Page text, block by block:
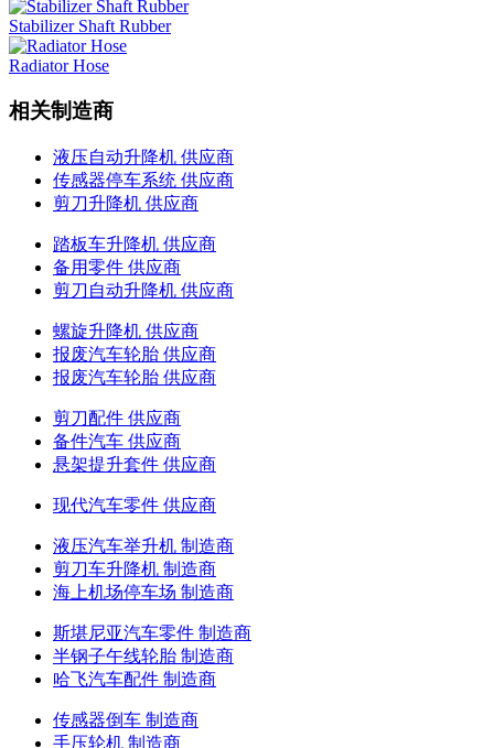
Stabilizer Shaft Rubber
Radiator Hose
相关制造商
液压自动升降机 供应商
传感器停车系统 供应商
剪刀升降机 供应商
踏板车升降机 供应商
备用零件 供应商
剪刀自动升降机 供应商
螺旋升降机 供应商
报废汽车轮胎 供应商
报废汽车轮胎 供应商
剪刀配件 供应商
备件汽车 供应商
悬架提升套件 供应商
现代汽车零件 供应商
液压汽车举升机 制造商
剪刀车升降机 制造商
海上机场停车场 制造商
斯堪尼亚汽车零件 制造商
半钢子午线轮胎 制造商
哈飞汽车配件 制造商
传感器倒车 制造商
手压轮机 制造商